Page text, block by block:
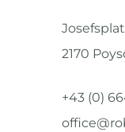
2170
+43 (0)